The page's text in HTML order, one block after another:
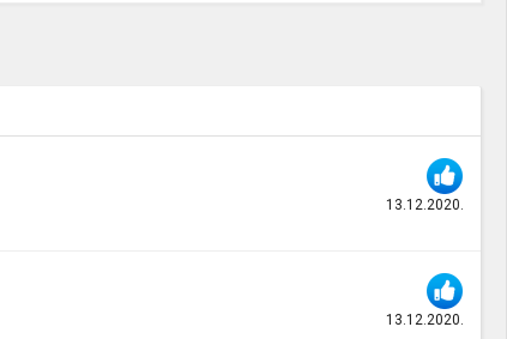
13.12.2020.
13.12.2020.